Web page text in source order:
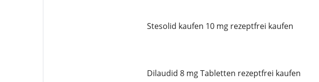
Stesolid kaufen 10 mg rezeptfrei kaufen
Dilaudid 8 mg Tabletten rezeptfrei kaufen